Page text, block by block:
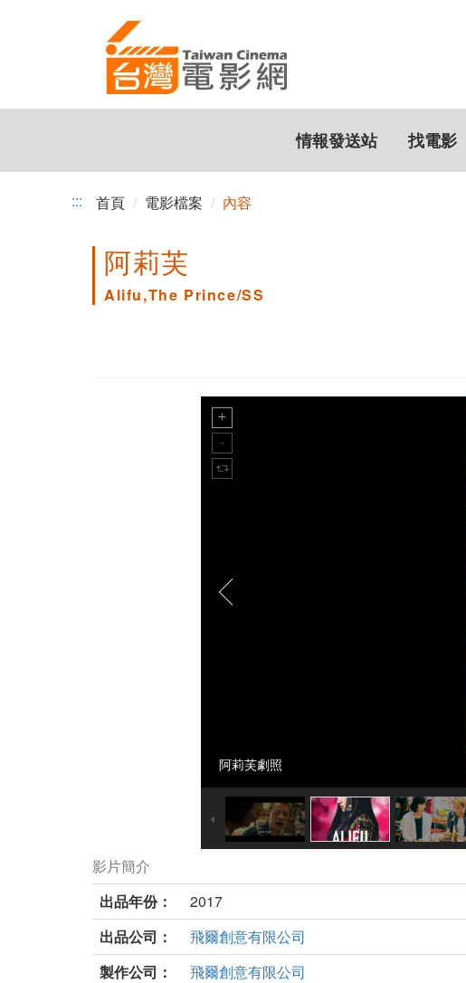
情報發送站 找電影
::: 首頁 電影檔案 內容
阿莉芙
Alifu,The Prince/SS
阿莉芙劇照
影片簡介
出品年份：
2017
出品公司：
飛爾創意有限公司
製作公司：
飛爾創意有限公司